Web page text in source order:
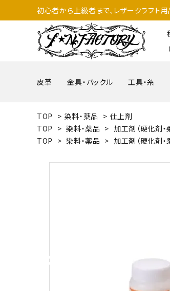
初心者から上級者まで、レザークラフ
皮革 金具・バックル 工具・糸
TOP > 染料・薬品 > 仕上剤
TOP > 染料・薬品 > 加工剤（硬化剤・
TOP > 染料・薬品 > 加工剤（硬化剤・